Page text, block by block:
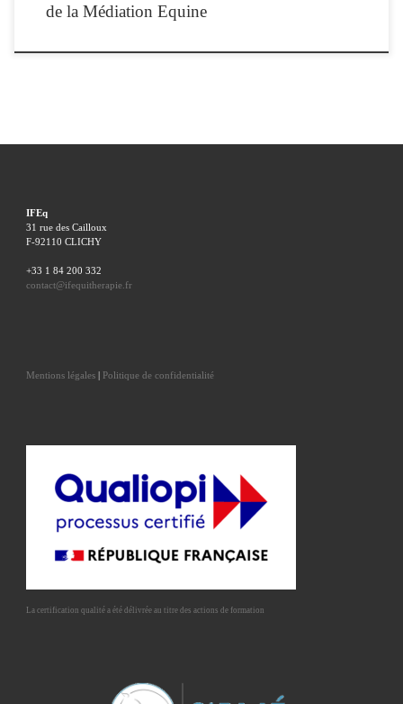
de la Médiation Equine
IFEq
31 rue des Cailloux
F-92110 CLICHY
+33 1 84 200 332
contact@ifequitherapie.fr
Mentions légales| Politique de confidentialité
La certification qualité a été délivrée au titre des actions de formation